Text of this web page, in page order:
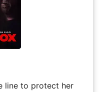
line to protect her